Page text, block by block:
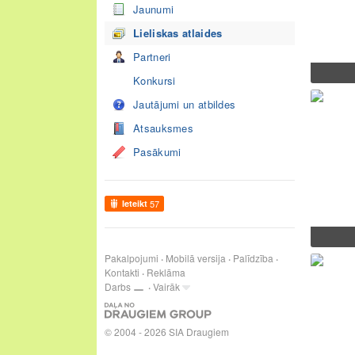
Jaunumi
Lieliskas atlaides
Partneri
Konkursi
Jautājumi un atbildes
Atsauksmes
Pasākumi
Ieteikt 57
Pakalpojumi Mobilā versija
Palīdzība
Kontakti
Reklāma
Darbs
Vairāk
© 2004 - 2026 SIA Draugiem